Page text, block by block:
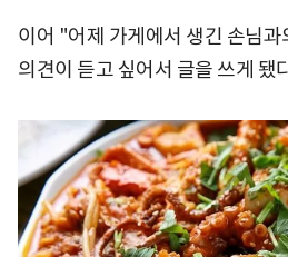
이어 "어제 가게에서 생긴 손님과
의견이 듣고 싶어서 글을 쓰게 됐